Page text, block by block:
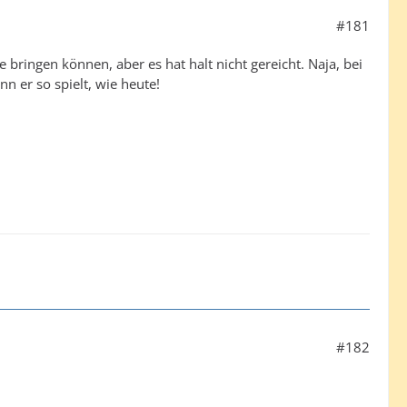
#181
bringen können, aber es hat halt nicht gereicht. Naja, bei
er so spielt, wie heute!
#182